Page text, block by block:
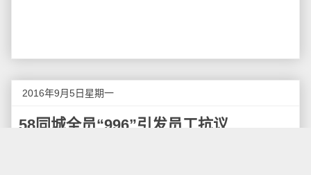
2016年9月5日星期一
58同城全员“996”引发员工抗议